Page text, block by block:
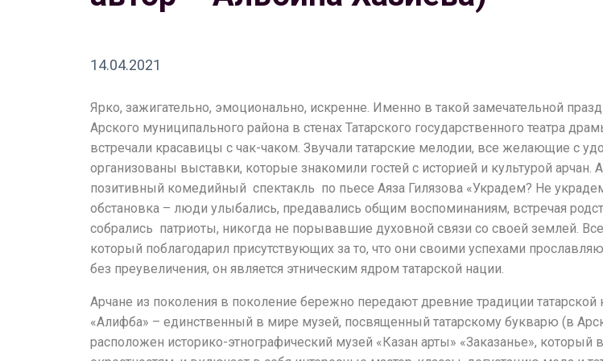
14.04.2021
Ярко, зажигательно, эмоционально, искренне. Именно в такой замечательной
Арского муниципального района в стенах Татарского государственного театра
встречали красавицы с чак-чаком. Звучали татарские мелодии, все желающие с
организованы выставки, которые знакомили гостей с историей и культурой
позитивный комедийный спектакль по пьесе Аяза Гилязова «Украдем? Не
обстановка – люди улыбались, предавались общим воспоминаниям, встречая
собрались патриоты, никогда не порывавшие духовной связи со своей землей.
который поблагодарил присутствующих за то, что они своими успехами
без преувеличения, он является этническим ядром татарской нации.
Арчане из поколения в поколение бережно передают древние традиции татарской
«Алифба» – единственный в мире музей, посвященный татарскому букварю (в
расположен историко-этнографический музей «Казан арты» «Заказанье»,